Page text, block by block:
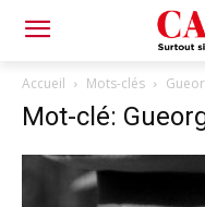
Accueil Mots-clés
Mot-clé: